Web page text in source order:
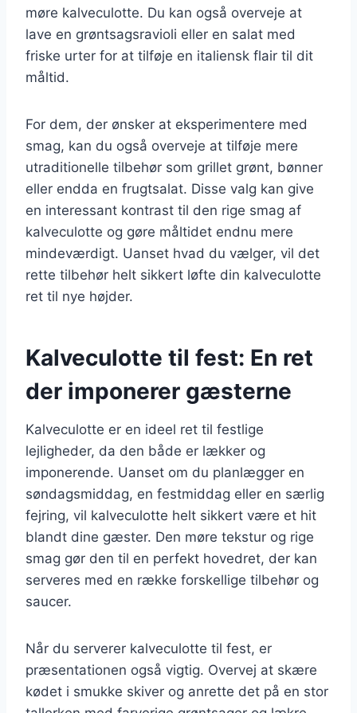
møre kalveculotte. Du kan også overveje at
lave en grøntsagsravioli eller en salat med
friske urter for at tilføje en italiensk flair til dit
måltid.
For dem, der ønsker at eksperimentere med
smag, kan du også overveje at tilføje mere
utraditionelle tilbehør som grillet grønt, bønner
eller endda en frugtsalat. Disse valg kan give
en interessant kontrast til den rige smag af
kalveculotte og gøre måltidet endnu mere
mindeværdigt. Uanset hvad du vælger, vil det
rette tilbehør helt sikkert løfte din kalveculotte
ret til nye højder.
Kalveculotte til fest: En ret
der imponerer gæsterne
Kalveculotte er en ideel ret til festlige
lejligheder, da den både er lækker og
imponerende. Uanset om du planlægger en
søndagsmiddag, en festmiddag eller en særlig
fejring, vil kalveculotte helt sikkert være et hit
blandt dine gæster. Den møre tekstur og rige
smag gør den til en perfekt hovedret, der kan
serveres med en række forskellige tilbehør og
saucer.
Når du serverer kalveculotte til fest, er
præsentationen også vigtig. Overvej at skære
kødet i smukke skiver og anrette det på en stor